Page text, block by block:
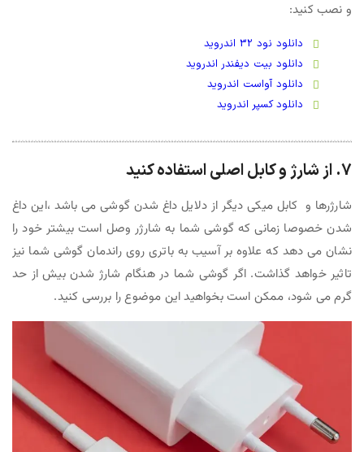
و نصب کنید:
دانلود نود 32 اندروید
دانلود بیت دیفندر اندروید
دانلود آواست اندروید
دانلود کسپر اندروید
7. از شارژ و کابل اصلی استفاده کنید
شارژرها و کابل میکی دیگر از دلایل داغ شدن گوشی می باشد ،این داغ
شدن خصوصا زمانی که گوشی شما به شارژر وصل است بیشتر خود را
نشان می دهد که علاوه بر آسیب به باتری روی راندمان گوشی شما نیز
تاثیر خواهد گذاشت. اگر گوشی شما در هنگام شارژ شدن بیش از حد
گرم می شود، ممکن است بخواهید این موضوع را بررسی کنید.